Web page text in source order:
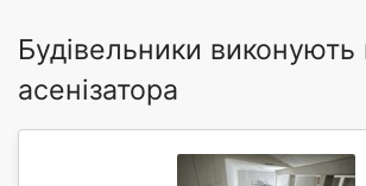
Будівельники виконують
асенізатора